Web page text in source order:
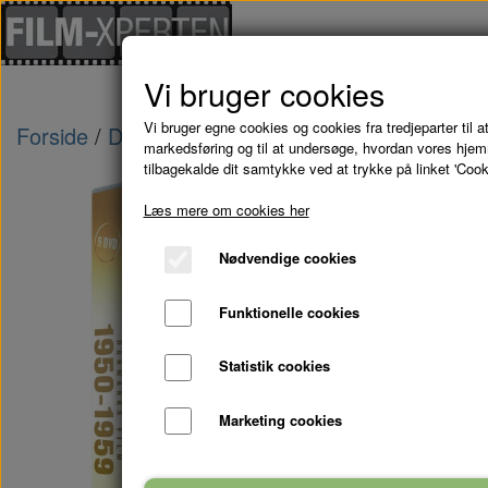
Forside Danske Film DANMARKS FILM
Vi bruger cookies
Vi bruger egne cookies og cookies fra tredjeparter til
markedsføring og til at undersøge, hvordan vores
tilbagekalde dit samtykke ved at trykke på linket
Læs mere om cookies her
Nødvendige cookies
Funktionelle cookies
Statistik cookies
Marketing cookies